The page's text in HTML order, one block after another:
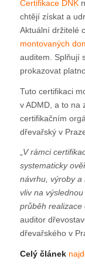
Certifikace DNK
chtějí získat a
Aktuální držitelé
montovaných
auditem. Splňují
prokazovat
Tuto certifikaci
v ADMD, a to na
certifikačním
dřevařský v
„V rámci
systematicky
návrhu, výroby
vliv na
průběh realizace
auditor
dřevařského v
Celý článek